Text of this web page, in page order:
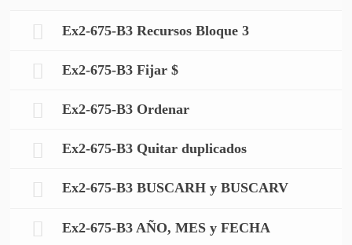
Ex2-675-B3 Recursos Bloque 3
Ex2-675-B3 Fijar $
Ex2-675-B3 Ordenar
Ex2-675-B3 Quitar duplicados
Ex2-675-B3 BUSCARH y BUSCARV
Ex2-675-B3 AÑO, MES y FECHA